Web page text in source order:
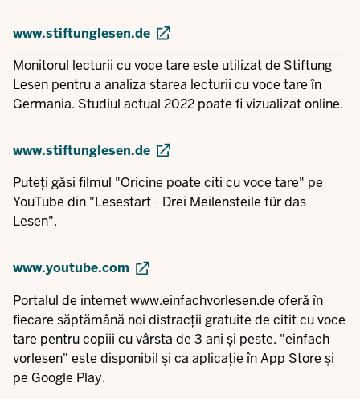
www.stiftunglesen.de
Monitorul lecturii cu voce tare este utilizat de Stiftung
Lesen pentru a analiza starea lecturii cu voce tare în
Germania. Studiul actual 2022 poate fi vizualizat online.
www.stiftunglesen.de
Puteți găsi filmul "Oricine poate citi cu voce tare" pe
YouTube din "Lesestart - Drei Meilensteile für das
Lesen".
www.youtube.com
Portalul de internetwww.einfachvorlesen.de oferă în
fiecare săptămână noi distracții gratuite de citit cu voce
tare pentru copiii cu vârsta de 3 ani și peste. "einfach
vorlesen" este disponibil și ca aplicație în App Store și
pe Google Play.